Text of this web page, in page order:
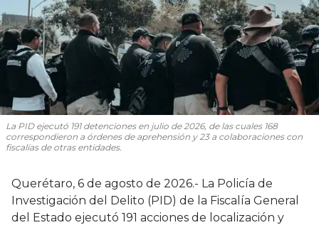
La PID ejecutó 191 detenciones en julio de 2026, de las cuales 168
correspondieron a órdenes de aprehensión y 23 a colaboraciones con
fiscalías de otras entidades.
Querétaro, 6 de agosto de 2026.- La Policía de
Investigación del Delito (PID) de la Fiscalía General
del Estado ejecutó 191 acciones de localización y